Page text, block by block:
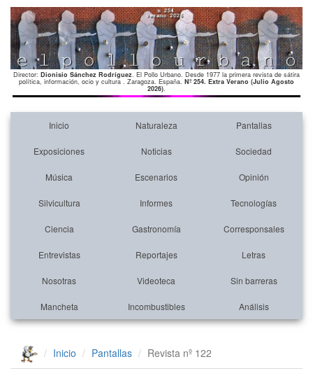
Director: Dionisio Sánchez Rodríguez. El Pollo Urbano. Desde 1977 la primera revista de sátira
política, información, ocio y cultura . Zaragoza. España. Nº 254. Extra Verano (Julio Agosto
2026).
Inicio Naturaleza Pantallas
Exposiciones Noticias Sociedad
Música Escenarios Opinión
Silvicultura Informes Tecnologías
Ciencia Gastronomía Corresponsales
Entrevistas Reportajes Letras
Nosotras Videoteca Sin barreras
Mancheta Incombustibles Análisis
Inicio Pantallas Revista nº 122